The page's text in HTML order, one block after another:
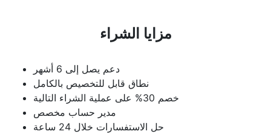
مزايا الشراء
دعم يصل إلى 6 أشهر
نطاق قابل للتخصيص بالكامل
خصم 30% على عملية الشراء التالية
مدير حساب مخصص
حل الاستفسارات خلال 24 ساعة